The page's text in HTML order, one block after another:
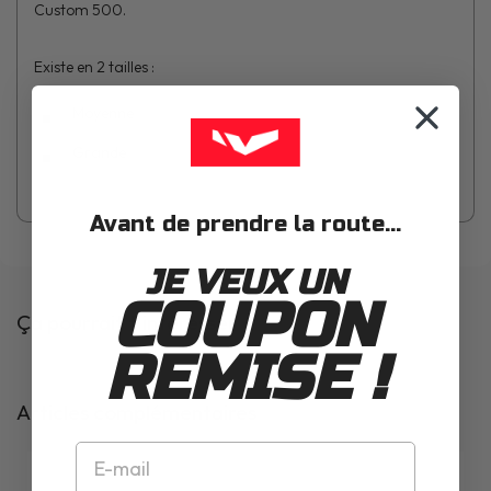
Custom 500.
Existe en 2 tailles :
Ça pourrait t'intéresser
Articles complémentaires
Avant de prendre la route...
JE VEUX UN
COUPON
REMISE !